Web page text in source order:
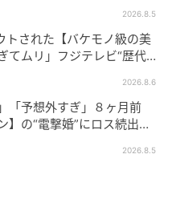
2026.8.5
トされた【バケモノ級の美
てムリ」フジテレビ“歴代N
2026.8.6
「予想外すぎ」８ヶ月前
】の“電撃婚”にロス続出！
2026.8.5